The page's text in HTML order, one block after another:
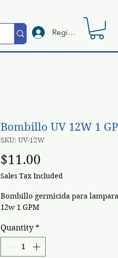
Registrate
Bombillo UV 12W 1
SKU: UV-12W
$11.00
Sales Tax Included
Bombillo germicida para
12w 1 GPM
Quantity *